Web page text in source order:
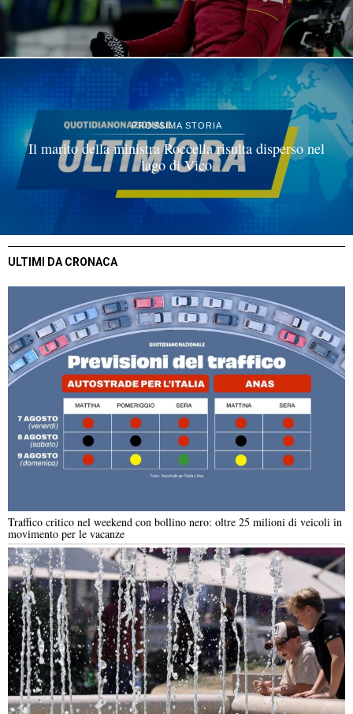
PROSSIMA STORIA
Il marito della ministra Roccella risulta disperso nel
lago di Vico
ULTIMI DA CRONACA
Traffico critico nel weekend con bollino nero: oltre 25 milioni di veicoli in
movimento per le vacanze